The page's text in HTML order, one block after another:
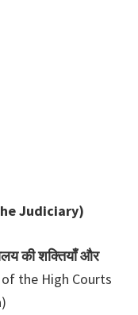
the Judiciary)
की शक्तियाँ और
the High Courts